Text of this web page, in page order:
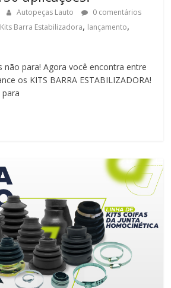
Autopeças Lauto
0 comentários
Kits Barra Estabilizadora, lançamento,
não para! Agora você encontra entre
os KITS BARRA ESTABILIZADORA!